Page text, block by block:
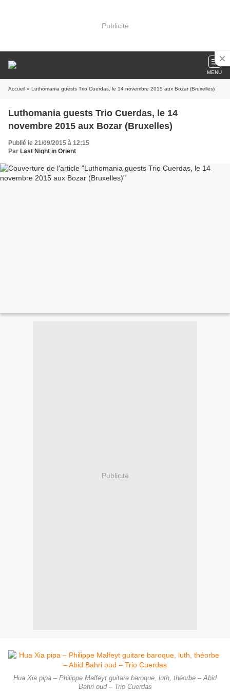
Publicité
MENU
Accueil » Luthomania guests Trio Cuerdas, le 14 novembre 2015 aux Bozar (Bruxelles)
Luthomania guests Trio Cuerdas, le 14
novembre 2015 aux Bozar (Bruxelles)
Publié le 21/09/2015 à 12:15
Par Last Night in Orient
Publicité
Hua Xia pipa – Philippe Malfeyt guitare baroque, luth, théorbe – Abid
Bahri oud – Trio Cuerdas